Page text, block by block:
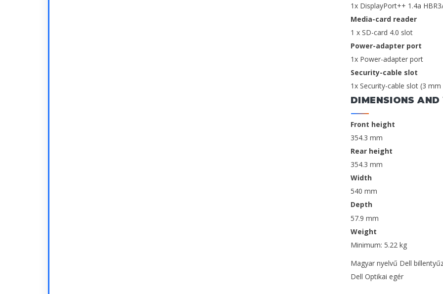
1x DisplayPort++ 1.4a
Media-card reader
1 x SD-card 4.0 slot
Power-adapter port
1x Power-adapter port
Security-cable slot
1x Security-cable slot (3
DIMENSIONS
Front height
354.3 mm
Rear height
354.3 mm
Width
540 mm
Depth
57.9 mm
Weight
Minimum: 5.22 kg
Magyar nyelvű Dell
Dell Optikai egér